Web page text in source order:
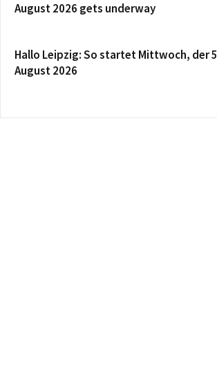
August 2026 gets underway
Hallo Leipzig: So startet Mittwoch, der
August 2026